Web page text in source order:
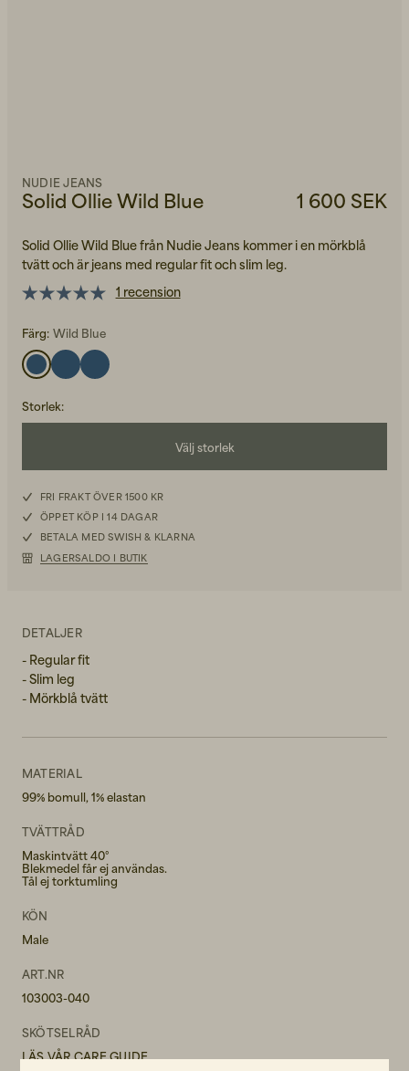
Solid Ollie Wild Blue
NUDIE JEANS
1 600 SEK
Solid Ollie Wild Blue från Nudie Jeans kommer i en mörkblå
tvätt och är jeans med regular fit och slim leg.
1 recension
Färg: Wild Blue
Storlek:
Välj storlek
W29L32
W31L30
W32L32
W33L32
W34L30
W36L32
FRI FRAKT ÖVER 1500 KR
ÖPPET KÖP I 14 DAGAR
BETALA MED SWISH & KLARNA
LAGERSALDO I BUTIK
DETALJER
- Regular fit
- Slim leg
- Mörkblå tvätt
MATERIAL
99% bomull, 1% elastan
TVÄTTRÅD
Maskintvätt 40°
Blekmedel får ej användas.
Tål ej torktumling
KÖN
Male
ART.NR
103003-040
SKÖTSELRÅD
LÄS VÅR CARE GUIDE